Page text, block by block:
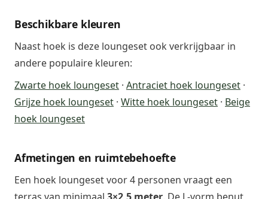
Beschikbare kleuren
Naast hoek is deze loungeset ook verkrijgbaar in
andere populaire kleuren:
Zwarte hoek loungeset · Antraciet hoek loungeset ·
Grijze hoek loungeset · Witte hoek loungeset · Beige
hoek loungeset
Afmetingen en ruimtebehoefte
Een hoek loungeset voor 4 personen vraagt een